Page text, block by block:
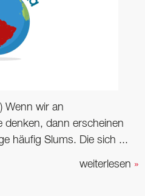
Wenn wir an
denken, dann erscheinen
häufig Slums. Die sich ...
weiterlesen »